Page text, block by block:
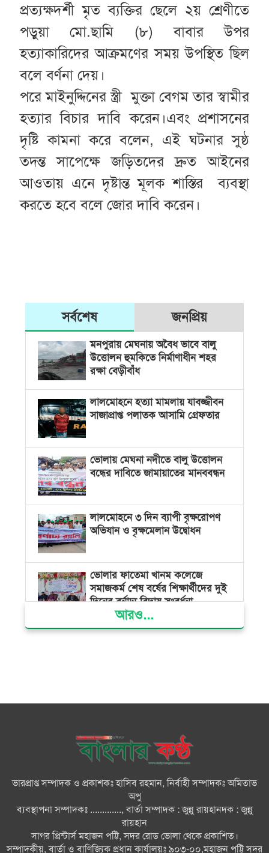
প্রত্যক্ষদর্শী মৃত ব্যক্তির ছেলে ২য় শ্রেণীতে
পড়ুয়া মো.ছামি (৮) বাবার উপর
হত্যাকারিদের আক্রমণের সময় উপস্থিত ছিল
বলে বর্ণনা দেয়।
পরে মাইনুদ্দিনের স্ত্রী মুক্তা বেগম তার স্বামীর
হত্যার বিচার দাবি করেন।এবংপ্রশাসনের
দৃষ্টি কামনা করে বলেন, এই ঘটনার সুষ্ঠ
তদন্ত সাপেক্ষে জড়িতদের দ্রুত আইনের
আওতায় এনে দৃষ্টান্ত মূলক শাস্তির ব্যবস্থা
করতে হবে বলে জোর দাবি করেন।
সর্বশেষ জনপ্রিয়
মনপুরায় মেঘনায় অবৈধ ভাবে বালু
উত্তোলন হুমকিতে নির্মাণাধীন শহর
রক্ষা বেড়ীবাঁধ
লালমোহনে হত্যা মামলায় যাবজ্জীবন
সাজাপ্রাপ্ত পলাতক আসামি গ্রেফতার
ভোলায় মেঘনা নদীতে বালু উত্তোলন
বন্ধের দাবিতে জামায়াতের মানববন্ধন
লালমোহনে ৩ দিন ব্যাপী বৃক্ষরোপণ
অভিযান ও বৃক্ষমেলান উদ্বোধন
ভোলার ফাতেমা খানম কলেজে
সমাজকর্ম শেষ বর্ষের শিক্ষার্থীদের দুই
দিনের বর্নাঢ্য বিদায় সংবর্ধনা
বিভ্রান্তকারীদের ব্যাপারে সতর্ক থাকুন :
শক্তিশালী হবে দেশের ভবিষ্যৎ :
বিএনপির সকল ক্ষমতার উৎস জনগণ:
প্রধানমন্ত্রী
বিরোধীদল হাসিনার ভাষায় কথা বলা
শুরু করেছে : মির্জা ফখরুল
রাষ্ট্রপতি নির্বাচনের জন্য মনোনয়নপত্র
আরও...
ভারপ্রাপ্ত সম্পাদক ও প্রকাশকঃ হাসিব রহমান, নির্বাহী সম্পাদকঃ অমিতাভ
অপু
ব্যবস্থাপনা সম্পাদকঃ ............., বার্তা সম্পাদক : জুন্নু রায়হানদক : জুন্নু
রায়হান
সাগর প্রিন্টার্স মহাজন পট্টি, সদর রোড ভোলা থেকে প্রকাশিত।
সম্পাদকীয়, বার্তা ও বাণিজ্যিক প্রধান কার্যালয়ঃ ৯০৩-০০,মহাজন পট্টি সদর